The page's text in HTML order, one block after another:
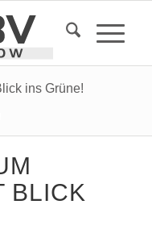
ins Grüne!
BLICK